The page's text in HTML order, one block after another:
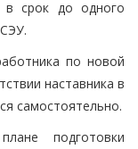
в срок до одного
по новой
наставника в
самостоятельно.
подготовки